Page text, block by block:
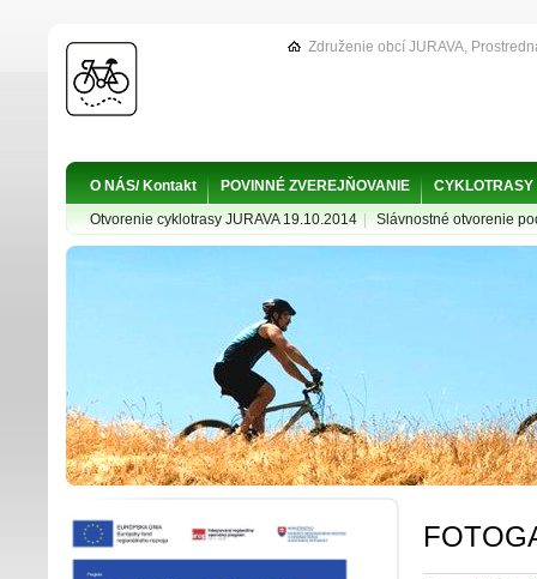
O NÁS/ Kontakt POVINNÉ ZVEREJŇOVANIE
CYKLOTRASY
Otvorenie cyklotrasy JURAVA 19.10.2014
Slávnostné otvorenie
Združenie obcí JURAVA,